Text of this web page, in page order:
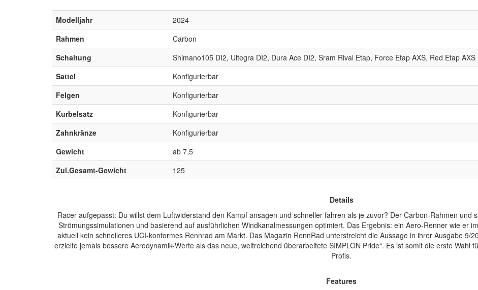
Modelljahr
2024
Rahmen
Carbon
Schaltung
Shimano105 DI2, Ultegra DI2, Dura Ace DI2, Sram Rival Etap, Force Etap AXS, Red Etap AXS
Sattel
Konfigurierbar
Felgen
Konfigurierbar
Kurbelsatz
Konfigurierbar
Zahnkränze
Konfigurierbar
Gewicht
ab 7,5
Zul.Gesamt-Gewicht
125
Details
Racer aufgepasst: Du willst dem Luftwiderstand den Kampf ansagen und schneller fahren als je zuvor? Der Carbon-Rahmen und
Strömungssimulationen und basierend auf ausführlichen Windkanalmessungen optimiert. Das Ergebnis: ein Aero-Renner wie er
aktuell kein schnelleres UCI-konformes Rennrad am Markt. Das Magazin RennRad unterstreicht die Aussage in ihrer Ausgabe 9/
erzielte jemals bessere Aerodynamik-Werte als das neue, weitreichend überarbeitete SIMPLON Pride“. Es ist somit die erste Wahl
Profis.
Features